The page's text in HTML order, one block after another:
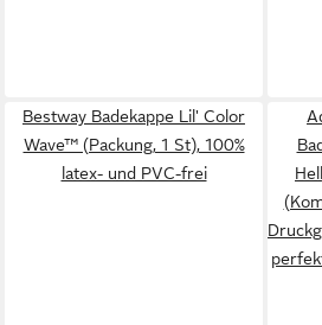
Bestway Badekappe Lil' Color
Wave™ (Packung, 1 St), 100%
latex- und PVC-frei